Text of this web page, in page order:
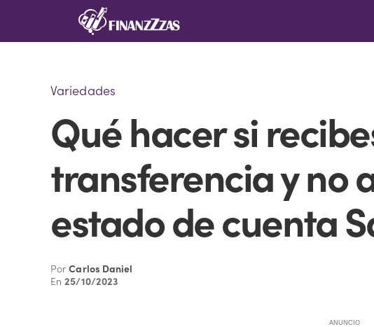
Variedades
Qué hacer si
transferencia y no
estado de cuenta
PorCarlos Daniel
En25/10/2023
ANUNCIO